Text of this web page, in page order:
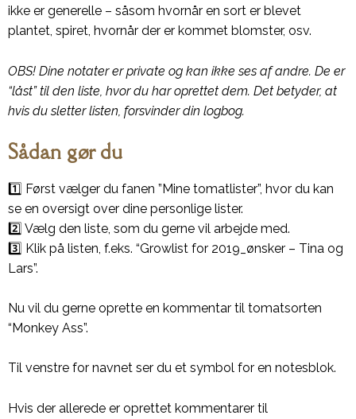
ikke er generelle – såsom hvornår en sort er blevet
plantet, spiret, hvornår der er kommet blomster, osv.
OBS! Dine notater er private og kan ikke ses af andre. De er
“låst” til den liste, hvor du har oprettet dem. Det betyder, at
hvis du sletter listen, forsvinder din logbog.
Sådan gør du
1️⃣ Først vælger du fanen ”Mine tomatlister”, hvor du kan
se en oversigt over dine personlige lister.
2️⃣ Vælg den liste, som du gerne vil arbejde med.
3️⃣ Klik på listen, f.eks. “Growlist for 2019_ønsker – Tina og
Lars”.
Nu vil du gerne oprette en kommentar til tomatsorten
“Monkey Ass”.
Til venstre for navnet ser du et symbol for en notesblok.
Hvis der allerede er oprettet kommentarer til